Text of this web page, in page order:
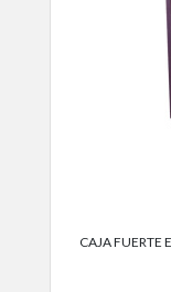
CAJA FUERTE